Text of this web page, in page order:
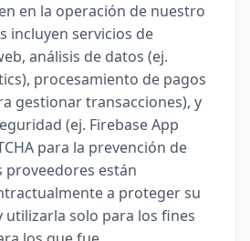
en la operación de nuestro
incluyen servicios de
análisis de datos (ej.
procesamiento de pagos
gestionar transacciones), y
(ej. Firebase App
para la prevención de
proveedores están
a proteger su
utilizarla solo para los fines